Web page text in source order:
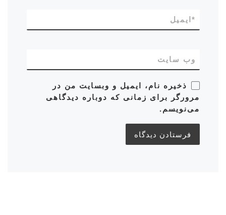
ایمیل *
وب‌ سایت
ذخیره نام، ایمیل و وبسایت من در
مرورگر برای زمانی که دوباره دیدگاهی
می‌نویسم.